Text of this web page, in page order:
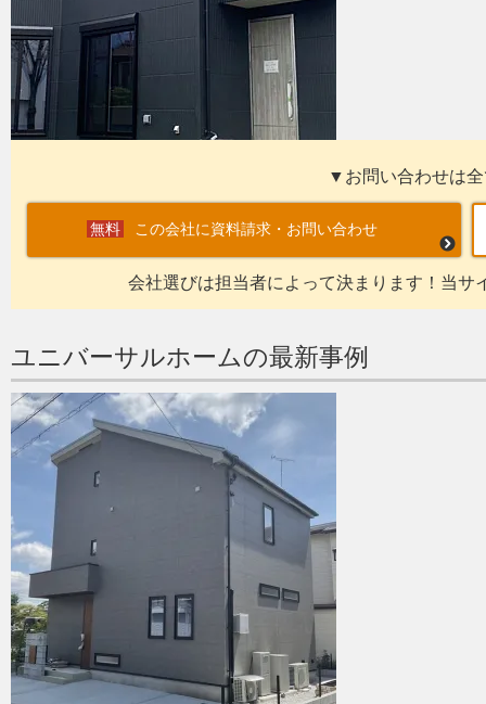
▼お問い合わせは
この会社に資料請求・お問い合わせ
会社選びは担当者によって決まります！当サ
ユニバーサルホームの最新事例